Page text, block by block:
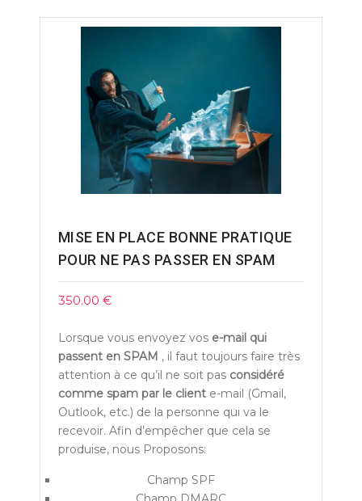
MISE EN PLACE BONNE PRATIQUE
POUR NE PAS PASSER EN SPAM
350.00 €
Lorsque vous envoyez vos e-mail qui
passent en SPAM , il faut toujours faire très
attention à ce qu’il ne soit pas considéré
comme spam par le cliente-mail (Gmail,
Outlook, etc.) de la personne qui va le
recevoir. Afin d’empêcher que cela se
produise, nous Proposons:
Champ SPF